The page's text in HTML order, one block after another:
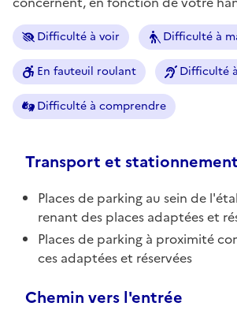
Difficulté à voir Difficulté à
En fauteuil roulant Difficulté
Difficulté à comprendre
Transport et stationnement
Places de parking au sein de
renant des places adaptées et
Places de parking à proximité
ces adaptées et réservées
Chemin vers l'entrée